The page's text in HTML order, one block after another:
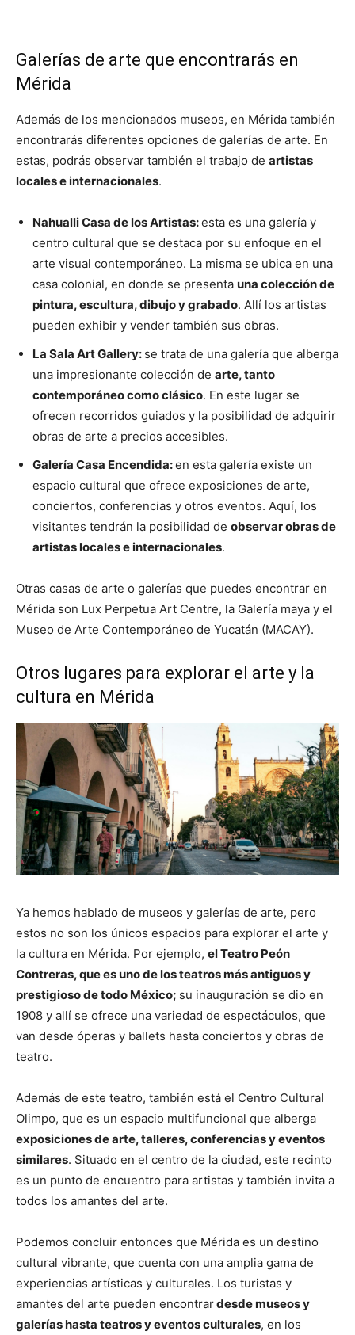
Galerías de arte que encontrarás en
Mérida
Además de los mencionados museos, en Mérida también
encontrarás diferentes opciones de galerías de arte. En
estas, podrás observar también el trabajo de artistas
locales e internacionales.
Nahualli Casa de los Artistas:esta es una galería y
centro cultural que se destaca por su enfoque en el
arte visual contemporáneo. La misma se ubica en una
casa colonial, en donde se presenta una colección de
pintura, escultura, dibujo y grabado. Allí los artistas
pueden exhibir y vender también sus obras.
La Sala Art Gallery: se trata de una galería que alberga
una impresionante colección de arte, tanto
contemporáneo como clásico. En este lugar se
ofrecen recorridos guiados y la posibilidad de adquirir
obras de arte a precios accesibles.
Galería Casa Encendida:en esta galería existe un
espacio cultural que ofrece exposiciones de arte,
conciertos, conferencias y otros eventos. Aquí, los
visitantes tendrán la posibilidad de observar obras de
artistas locales e internacionales.
Otras casas de arte o galerías que puedes encontrar en
Mérida son Lux Perpetua Art Centre, la Galería maya y el
Museo de Arte Contemporáneo de Yucatán (MACAY).
Otros lugares para explorar el arte y la
cultura en Mérida
Ya hemos hablado de museos y galerías de arte, pero
estos no son los únicos espacios para explorar el arte y
la cultura en Mérida. Por ejemplo, el Teatro Peón
Contreras, que es uno de los teatros más antiguos y
prestigioso de todo México; su inauguración se dio en
1908 y allí se ofrece una variedad de espectáculos, que
van desde óperas y ballets hasta conciertos y obras de
teatro.
Además de este teatro, también está el Centro Cultural
Olimpo, que es un espacio multifuncional que alberga
exposiciones de arte, talleres, conferencias y eventos
similares. Situado en el centro de la ciudad, este recinto
es un punto de encuentro para artistas y también invita a
todos los amantes del arte.
Podemos concluir entonces que Mérida es un destino
cultural vibrante, que cuenta con una amplia gama de
experiencias artísticas y culturales. Los turistas y
amantes del arte pueden encontrardesde museos y
galerías hasta teatros y eventos culturales, en los